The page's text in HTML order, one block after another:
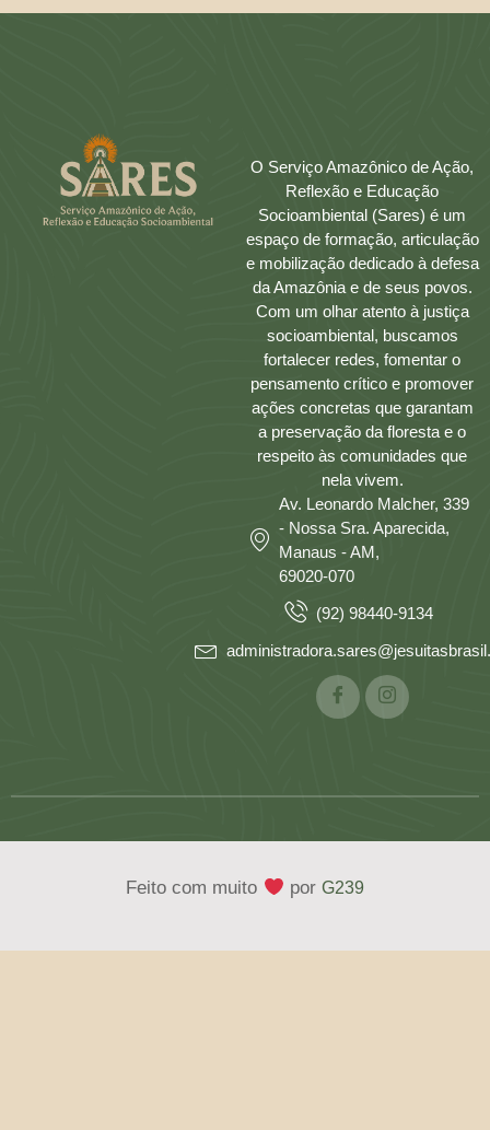
O Serviço Amazônico de Ação,
Reflexão e Educação
Socioambiental (Sares) é um
espaço de formação, articulação
e mobilização dedicado à defesa
da Amazônia e de seus povos.
Com um olhar atento à justiça
socioambiental, buscamos
fortalecer redes, fomentar o
pensamento crítico e promover
ações concretas que garantam
a preservação da floresta e o
respeito às comunidades que
nela vivem.
Av. Leonardo Malcher, 339
- Nossa Sra. Aparecida,
Manaus - AM,
69020-070
(92) 98440-9134
Feito com muito por G239